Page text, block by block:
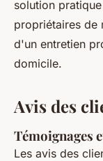
solution
propriétaires de
d'un entretien
domicile.
Avis des
Témoignages
Les avis des